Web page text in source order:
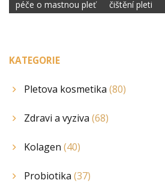
péče o mastnou pleť
čištění pleti
KATEGORIE
Pletova kosmetika (80)
Zdravi a vyziva (68)
Kolagen (40)
Probiotika (37)